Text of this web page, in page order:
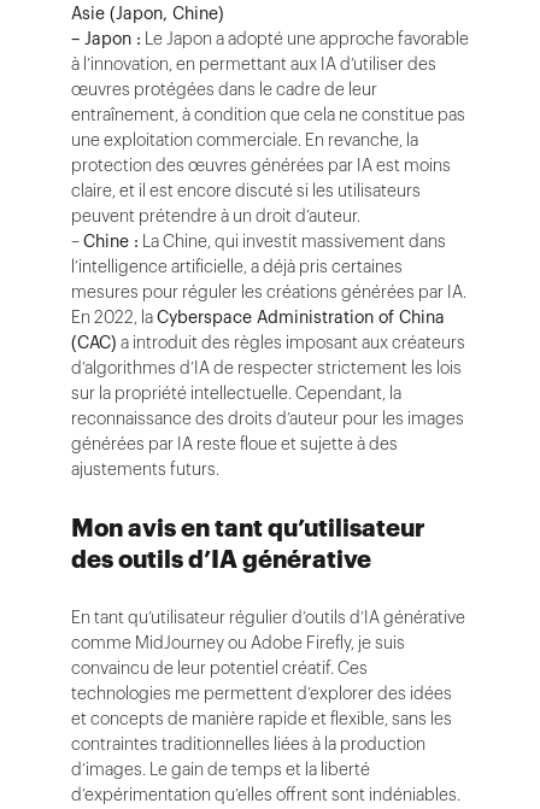
Asie (Japon, Chine)
– Japon : Le Japon a adopté une approche favorable
à l’innovation, en permettant aux IA d’utiliser des
œuvres protégées dans le cadre de leur
entraînement, à condition que cela ne constitue pas
une exploitation commerciale. En revanche, la
protection des œuvres générées par IA est moins
claire, et il est encore discuté si les utilisateurs
peuvent prétendre à un droit d’auteur.
–Chine : La Chine, qui investit massivement dans
l’intelligence artificielle, a déjà pris certaines
mesures pour réguler les créations générées par IA.
En 2022, laCyberspace Administration of China
(CAC) a introduit des règles imposant aux créateurs
d’algorithmes d’IA de respecter strictement les lois
sur la propriété intellectuelle. Cependant, la
reconnaissance des droits d’auteur pour les images
générées par IA reste floue et sujette à des
ajustements futurs.
Mon avis en tant qu’utilisateur
des outils d’IA générative
En tant qu’utilisateur régulier d’outils d’IA générative
comme MidJourney ou Adobe Firefly, je suis
convaincu de leur potentiel créatif. Ces
technologies me permettent d’explorer des idées
et concepts de manière rapide et flexible, sans les
contraintes traditionnelles liées à la production
d’images. Le gain de temps et la liberté
d’expérimentation qu’elles offrent sont indéniables.